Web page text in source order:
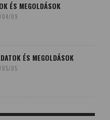
ÉS MEGOLDÁSOK
04/09
ÉS MEGOLDÁSOK
05/05